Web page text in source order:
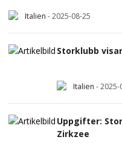
Italien -2025-08-25
Storklubb
Italien -2025-
Uppgifter:
Zirkzee